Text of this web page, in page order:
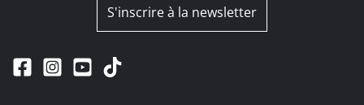
S'inscrire à la newsletter